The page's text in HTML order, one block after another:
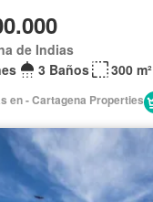
de Indias
3 Baños 300 m²
en - Cartagena Properties